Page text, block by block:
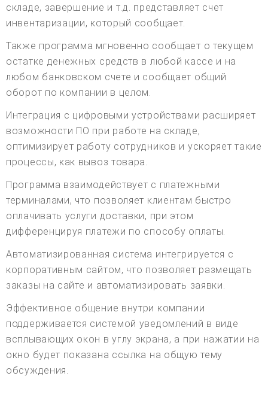
складе, завершение и т.д. представляет счет
инвентаризации, который сообщает.
Также программа мгновенно сообщает о текущем
остатке денежных средств в любой кассе и на
любом банковском счете и сообщает общий
оборот по компании в целом.
Интеграция с цифровыми устройствами расширяет
возможности ПО при работе на складе,
оптимизирует работу сотрудников и ускоряет такие
процессы, как вывоз товара.
Программа взаимодействует с платежными
терминалами, что позволяет клиентам быстро
оплачивать услуги доставки, при этом
дифференцируя платежи по способу оплаты.
Автоматизированная система интегрируется с
корпоративным сайтом, что позволяет размещать
заказы на сайте и автоматизировать заявки.
Эффективное общение внутри компании
поддерживается системой уведомлений в виде
всплывающих окон в углу экрана, а при нажатии на
окно будет показана ссылка на общую тему
обсуждения.